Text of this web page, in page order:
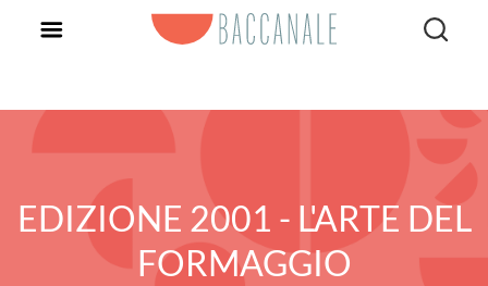
EDIZIONE 2001 - L'ARTE DEL
FORMAGGIO